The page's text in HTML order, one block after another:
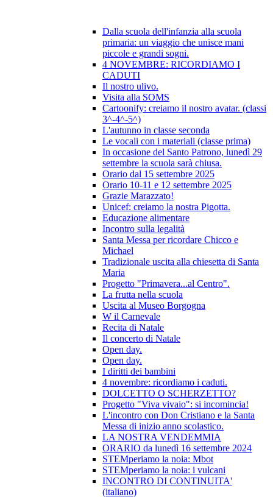
Dalla scuola dell'infanzia alla scuola
primaria: un viaggio che unisce mani
piccole e grandi sogni.
4 NOVEMBRE: RICORDIAMO I
CADUTI
Il nostro ulivo.
Visita alla SOMS
Cartoonify: creiamo il nostro avatar. (classi
3^-4^-5^)
L'autunno in classe seconda
Le vocali con i materiali (classe prima)
In occasione del Santo Patrono, lunedì 29
settembre la scuola sarà chiusa.
Orario dal 15 settembre 2025
Orario 10-11 e 12 settembre 2025
Grazie Marazzato!
Unicef: creiamo la nostra Pigotta.
Educazione alimentare
Incontro sulla legalità
Santa Messa per ricordare Chicco e
Michael
Tradizionale uscita alla chiesetta di Santa
Maria
Progetto "Primavera...al Centro".
La frutta nella scuola
Uscita al Museo Borgogna
W il Carnevale
Recita di Natale
Il concerto di Natale
Open day.
Open day.
I diritti dei bambini
4 novembre: ricordiamo i caduti.
DOLCETTO O SCHERZETTO?
Progetto "Viva vivaio": si incomincia!
L'incontro con Don Cristiano e la Santa
Messa di inizio anno scolastico.
LA NOSTRA VENDEMMIA
ORARIO da lunedì 16 settembre 2024
STEMperiamo la noia: Mbot
STEMperiamo la noia: i vulcani
INCONTRO DI CONTINUITA'
(italiano)